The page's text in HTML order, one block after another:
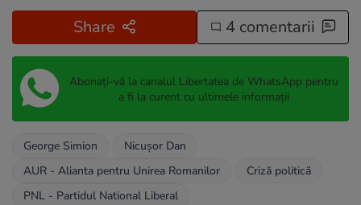
Share 4 comentarii
Abonați-vă la canalul Libertatea de WhatsApp pentru
a fi la curent cu ultimele informații
George Simion
Nicușor Dan
AUR - Alianta pentru Unirea Romanilor
Criză politică
PNL - Partidul National Liberal